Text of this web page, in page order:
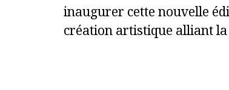
inaugurer cette nouvelle
création artistique alliant